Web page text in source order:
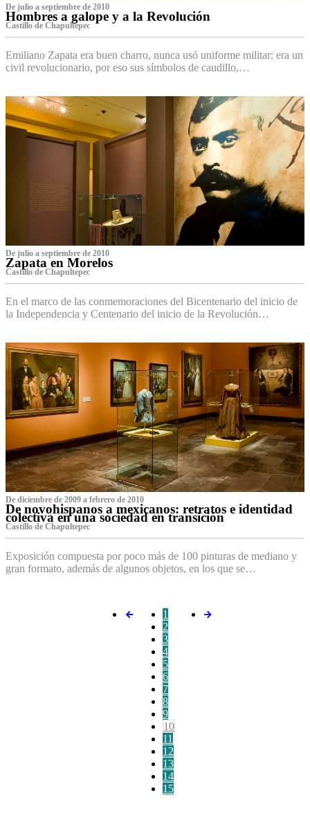
De julio a septiembre de 2010
Hombres a galope y a la Revolución
Castillo de Chapultepec
Emiliano Zapata era buen charro, nunca usó uniforme militar: era un
civil revolucionario, por eso sus símbolos de caudillo,…
De julio a septiembre de 2010
Zapata en Morelos
Castillo de Chapultepec
En el marco de las conmemoraciones del Bicentenario del inicio de
la Independencia y Centenario del inicio de la Revolución…
De diciembre de 2009 a febrero de 2010
De novohispanos a mexicanos: retratos e identidad
colectiva en una sociedad en transición
Castillo de Chapultepec
Exposición compuesta por poco más de 100 pinturas de mediano y
gran formato, además de algunos objetos, en los que se…
1
2
3
4
5
6
7
8
9
10
11
12
13
14
15